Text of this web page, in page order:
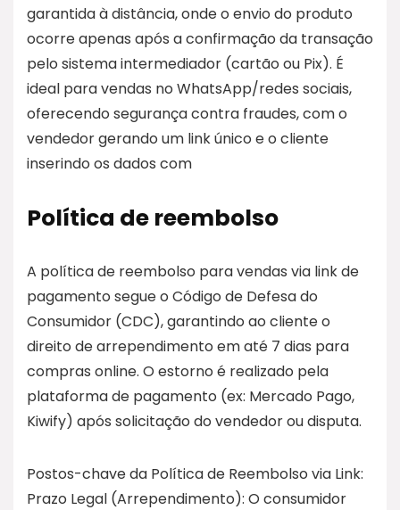
garantida à distância, onde o envio do produto
ocorre apenas após a confirmação da transação
pelo sistema intermediador (cartão ou Pix). É
ideal para vendas no WhatsApp/redes sociais,
oferecendo segurança contra fraudes, com o
vendedor gerando um link único e o cliente
inserindo os dados com
Política de reembolso
A política de reembolso para vendas via link de
pagamento segue o Código de Defesa do
Consumidor (CDC), garantindo ao cliente o
direito de arrependimento em até 7 dias para
compras online. O estorno é realizado pela
plataforma de pagamento (ex: Mercado Pago,
Kiwify) após solicitação do vendedor ou disputa.
Postos-chave da Política de Reembolso via Link:
Prazo Legal (Arrependimento): O consumidor